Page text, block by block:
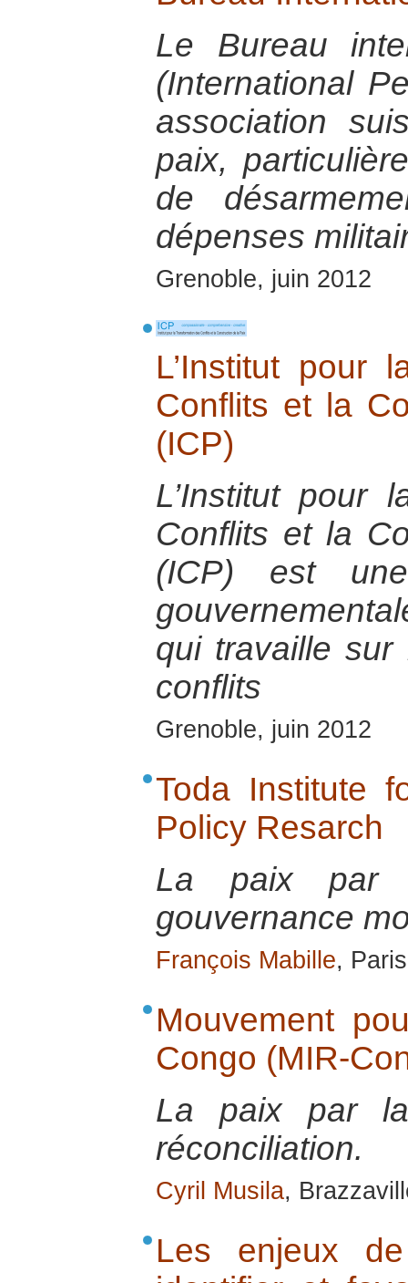
Le Bureau
(International
association
paix,
de
dépenses
Grenoble, juin 2012
L’Institut pour
Conflits et la
(ICP)
L’Institut pour
Conflits et la
(ICP) est
qui travaille sur
conflits
Grenoble, juin 2012
Toda Institute
Policy Resarch
La paix par
gouvernance
François Mabille,
Mouvement
Congo (MIR-
La paix par
réconciliation.
Cyril Musila,
Les enjeux